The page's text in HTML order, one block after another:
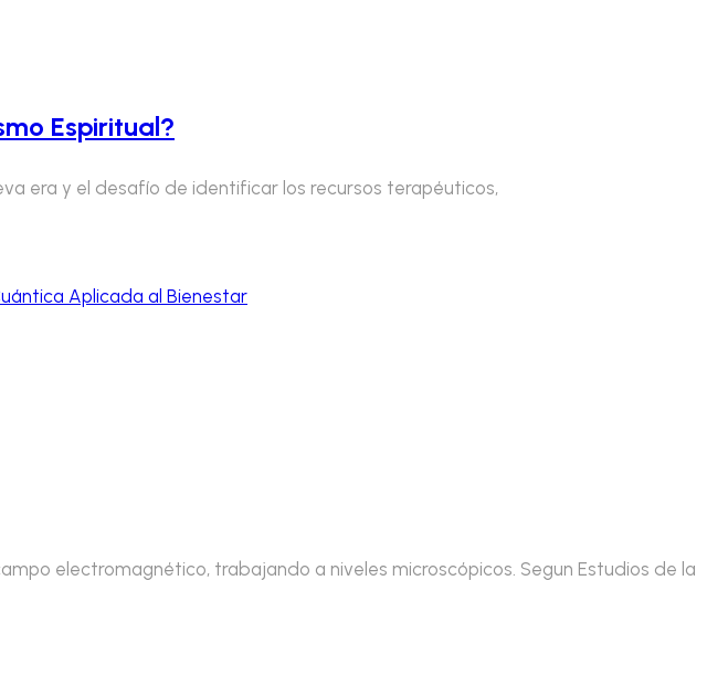
Espiritual?
era y el desafío de identificar los recursos terapéuticos,
electromagnético, trabajando a niveles microscópicos. Segun Estudios de la